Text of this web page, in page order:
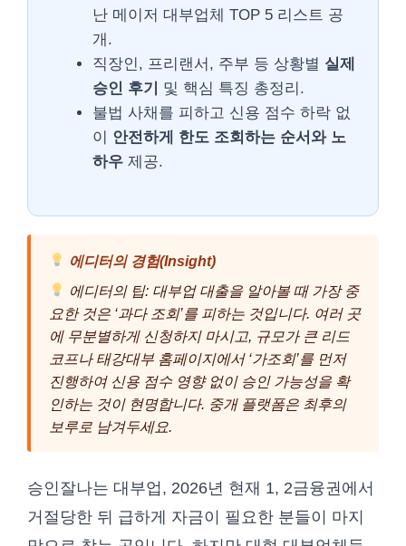
난 메이저 대부업체 TOP 5 리스트 공
개.
직장인, 프리랜서, 주부 등 상황별 실제
승인 후기
및 핵심 특징 총정리.
불법 사채를 피하고 신용 점수 하락 없
이 안전하게 한도 조회하는 순서와 노
하우 제공.
에디터의 경험(Insight)
에디터의 팁: 대부업 대출을 알아볼 때 가장 중
요한 것은 ‘과다 조회’를 피하는 것입니다. 여러 곳
에 무분별하게 신청하지 마시고, 규모가 큰 리드
코프나 태강대부 홈페이지에서 ‘가조회’를 먼저
진행하여 신용 점수 영향 없이 승인 가능성을 확
인하는 것이 현명합니다. 중개 플랫폼은 최후의
보루로 남겨두세요.
승인잘나는 대부업, 2026년 현재 1, 2금융권에서
거절당한 뒤 급하게 자금이 필요한 분들이 마지